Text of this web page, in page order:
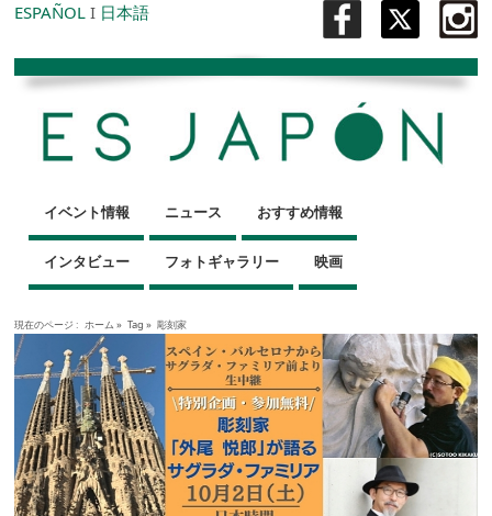
ESPAÑOL I 日本語
イベント情報 ニュース おすすめ情報
インタビュー フォトギャラリー 映画
現在のページ : ホーム » Tag » 彫刻家